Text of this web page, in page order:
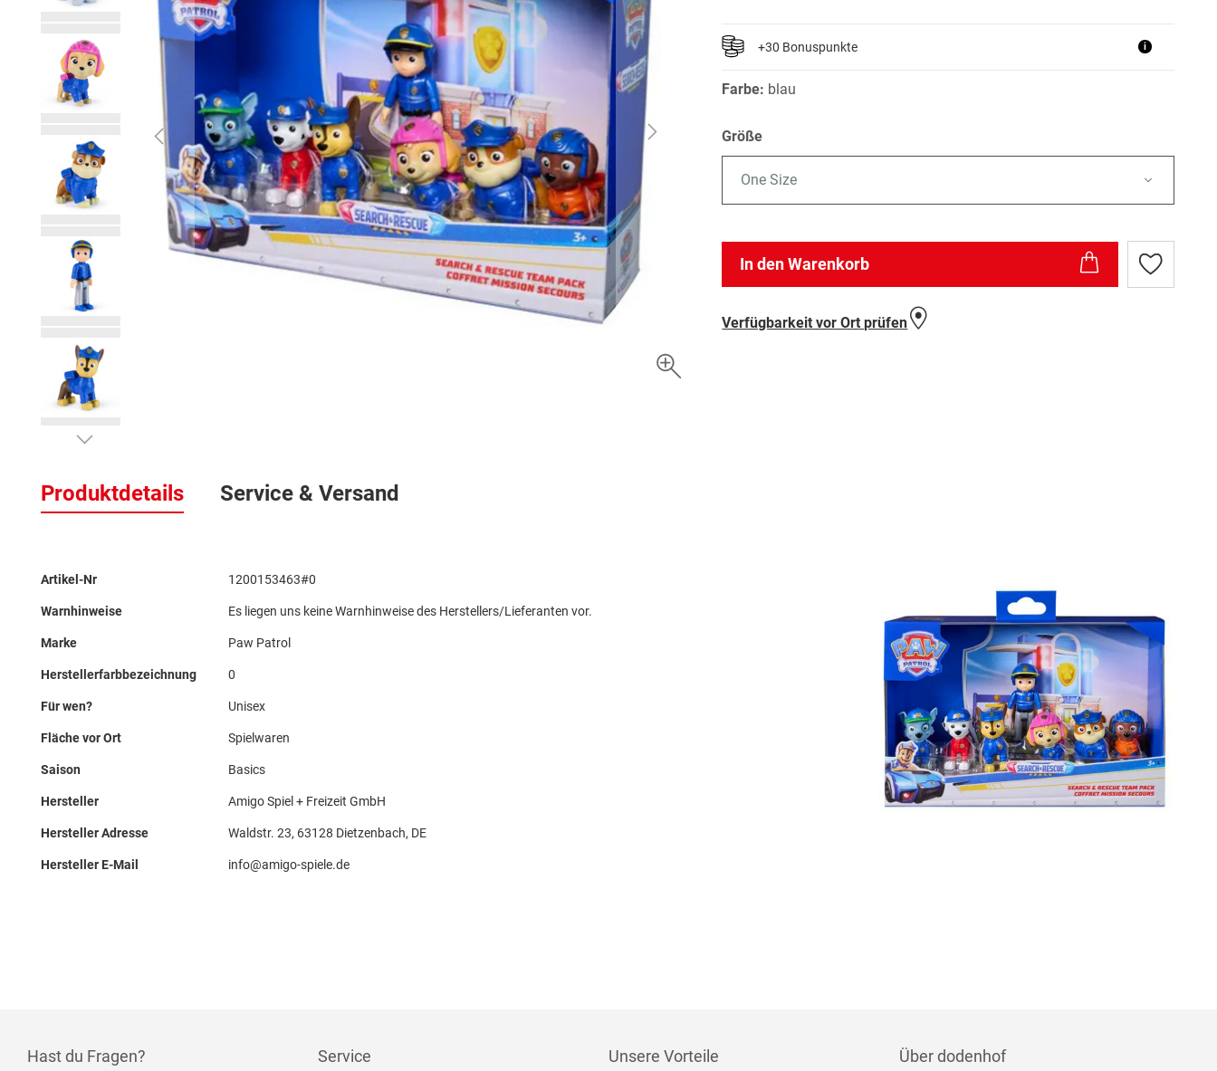
der
Bildergalerie
+30 Bonuspunkte i
Farbe: blau
Größe
One Size
In den Warenkorb
Zur
Wunschliste
Verfügbarkeit vor Ort prüfen
Produktdetails
Mehr
Artikel-Nr 1200153463#0
Warnhinweise Es liegen uns keine Warnhinweise des Herstellers/Lieferanten vor.
Marke Paw Patrol
Herstellerfarbbezeichnung 0
Für wen? Unisex
Fläche vor Ort Spielwaren
Saison Basics
Hersteller Amigo Spiel + Freizeit GmbH
Hersteller Adresse Waldstr. 23, 63128 Dietzenbach, DE
Hersteller E-Mail info@amigo-spiele.de
Service & Versand
Hast du Fragen? Service Unsere Vorteile Über dodenhof